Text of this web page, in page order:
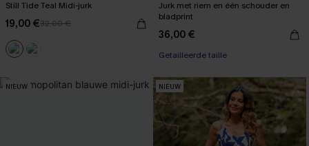
Still Tide Teal Midi-jurk
19,00 €32,00 €
Jurk met riem en één schouder en
bladprint
36,00 €
Getailleerde taille
NIEUW NIEUW